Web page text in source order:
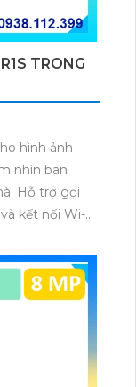
TRONG
hình ảnh
nhìn ban
Hỗ trợ gọi
kết nối Wi-Fi
dễ lắp đặt